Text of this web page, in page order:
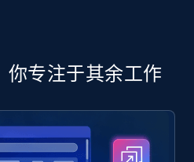
你专注于其余工作